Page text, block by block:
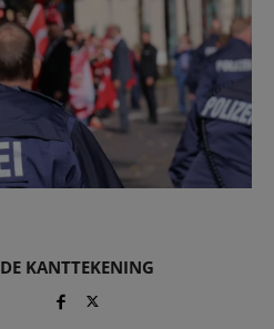
DE KANTTEKENING